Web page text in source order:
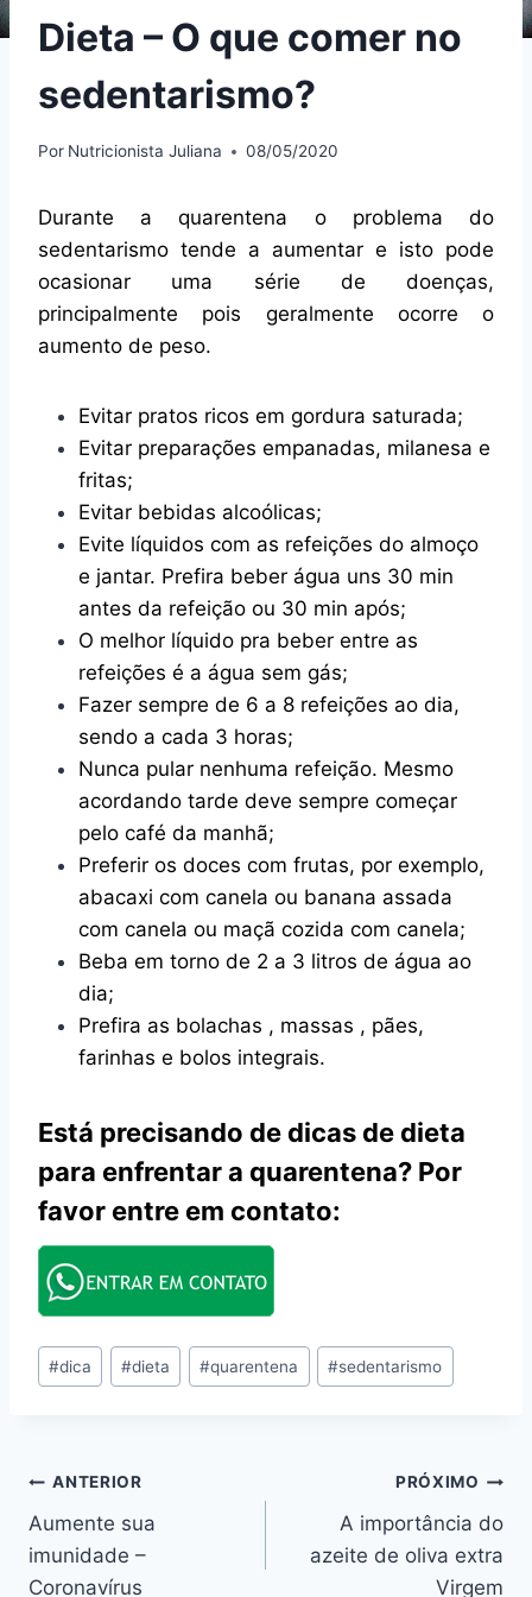
Dieta – O que comer no
sedentarismo?
Por Nutricionista Juliana 08/05/2020
Durante a quarentena o problema do
sedentarismo tende a aumentar e isto pode
ocasionar uma série de doenças,
principalmente pois geralmente ocorre o
aumento de peso.
Evitar pratos ricos em gordura saturada;
Evitar preparações empanadas, milanesa e
fritas;
Evitar bebidas alcoólicas;
Evite líquidos com as refeições do almoço
e jantar. Prefira beber água uns 30 min
antes da refeição ou 30 min após;
O melhor líquido pra beber entre as
refeições é a água sem gás;
Fazer sempre de 6 a 8 refeições ao dia,
sendo a cada 3 horas;
Nunca pular nenhuma refeição. Mesmo
acordando tarde deve sempre começar
pelo café da manhã;
Preferir os doces com frutas, por exemplo,
abacaxi com canela ou banana assada
com canela ou maçã cozida com canela;
Beba em torno de 2 a 3 litros de água ao
dia;
Prefira as bolachas , massas , pães,
farinhas e bolos integrais.
Está precisando de dicas de dieta
para enfrentar a quarentena? Por
favor entre em contato:
Tags
do
#dica #dieta #quarentena #sedentarismo
Navegação
de
ANTERIOR
Aumente sua
imunidade –
Coronavírus
PRÓXIMO
A importância do
azeite de oliva extra
Virgem